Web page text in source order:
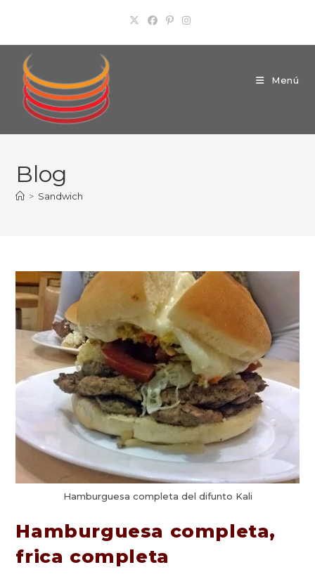
contenido
Menú
Blog
> Sandwich
Hamburguesa completa del difunto Kali
Hamburguesa completa,
frica completa